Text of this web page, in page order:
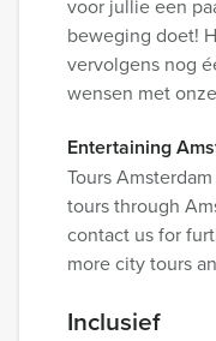
voor jullie een
beweging doet!
vervolgens nog
wensen met
Entertaining
Tours
tours through
contact us for
more city tours
Inclusief